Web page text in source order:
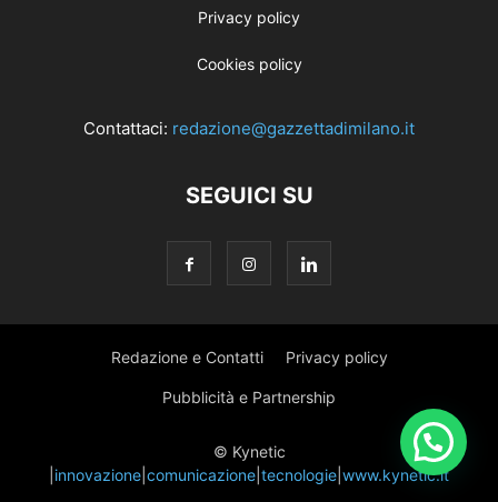
Privacy policy
Cookies policy
Contattaci: redazione@gazzettadimilano.it
SEGUICI SU
Redazione e Contatti Privacy policy
Pubblicità e Partnership
© Kynetic
innovazione comunicazione tecnologie www.kynetic.it